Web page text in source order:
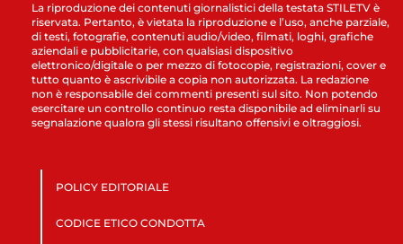
La riproduzione dei contenuti giornalistici della testata STILETV è
riservata. Pertanto, è vietata la riproduzione e l’uso, anche parziale,
di testi, fotografie, contenuti audio/video, filmati, loghi, grafiche
aziendali e pubblicitarie, con qualsiasi dispositivo
elettronico/digitale o per mezzo di fotocopie, registrazioni, cover e
tutto quanto è ascrivibile a copia non autorizzata. La redazione
non è responsabile dei commenti presenti sul sito. Non potendo
esercitare un controllo continuo resta disponibile ad eliminarli su
segnalazione qualora gli stessi risultano offensivi e oltraggiosi.
POLICY EDITORIALE
CODICE ETICO CONDOTTA